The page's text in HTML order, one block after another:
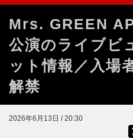
Mrs. GREEN
公演のライブビ
ット情報／入場
解禁
2026年6月13日 / 20:30